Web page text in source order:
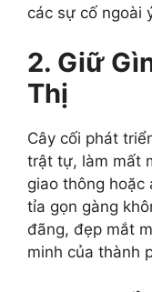
các sự cố ngoài
2. Giữ
Thị
Cây cối phát
trật tự, làm mất
giao thông hoặc
tỉa gọn gàng
đãng, đẹp mắt
minh của thành